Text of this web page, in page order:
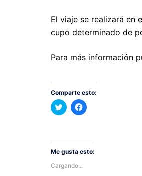
El viaje se realizará en
cupo determinado de
Para más información
Comparte esto:
Haz
clic
(Se
abre
en
una
ventana
Haz
clic
(Se
abre
Me gusta esto:
Cargando...